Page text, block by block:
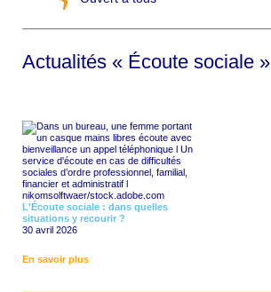
Actualités « Écoute sociale »
L'Écoute sociale : dans quelles
situations y recourir ?
30 avril 2026
En savoir plus